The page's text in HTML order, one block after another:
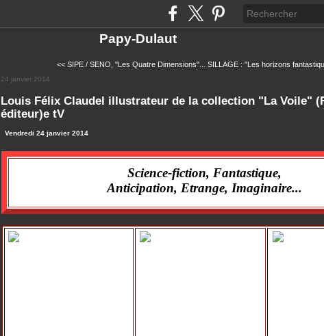
Papy-Dulaut
<< SIPE / SENO, "Les Quatre Dimensions"... SILLAGE : "Les horizons
24 janvier 2014
Louis Félix Claudel illustrateur de la collection "La Voile"
éditeur)e tV
Vendredi 24 janvier 2014
Science-fiction, Fantastique,
Anticipation, Etrange, Imaginaire...